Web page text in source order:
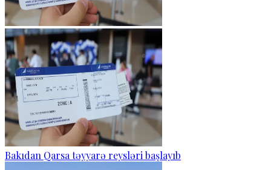
Bakıdan Qarsa təyyarə reysləri başlayıb